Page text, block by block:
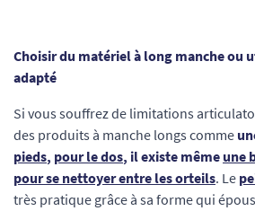
Choisir du matériel à long manche ou
adapté
Si vous souffrez de limitations
des produits à manche longs comme
pieds, pour le dos, il existe même une
pour se nettoyer entre les orteils. Le
très pratique grâce à sa forme qui